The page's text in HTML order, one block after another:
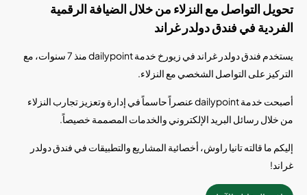
تحويل التواصل مع النزلاء من خلال الضيافة الرقمية
الفردية في فندق دولدر غراند
يستخدم فندق دولدر غراند في زيورخ خدمة dailypoint منذ 7 سنوات، مع
التركيز على التواصل الشخصي مع النزلاء.
أصبحت خدمة dailypoint عنصراً حاسماً في إدارة وتعزيز تجارب النزلاء
من خلال رسائل البريد الإلكتروني والخدمات المصممة خصيصاً.
إليكم ما قالته تانيا راوش، أخصائية المشاريع والتطبيقات في فندق دولدر
غراند!